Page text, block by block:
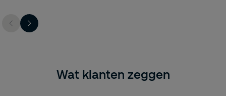
Wat klanten zeggen